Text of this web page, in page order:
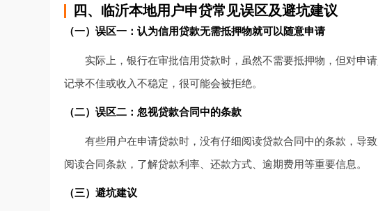
四、临沂本地用户申贷常见误区及避坑建议
（一）误区一：认为信用贷款无需抵押物就可以随意申请
实际上，银行在审批信用贷款时，虽然不需要抵押物，但对申
记录不佳或收入不稳定，很可能会被拒绝。
（二）误区二：忽视贷款合同中的条款
有些用户在申请贷款时，没有仔细阅读贷款合同中的条款，导
阅读合同条款，了解贷款利率、还款方式、逾期费用等重要信息。
（三）避坑建议